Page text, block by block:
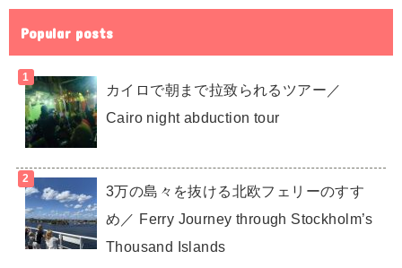
Popular posts
カイロで朝まで拉致られるツアー／
Cairo night abduction tour
3万の島々を抜ける北欧フェリーのすす
め／ Ferry Journey through Stockholm’s
Thousand Islands